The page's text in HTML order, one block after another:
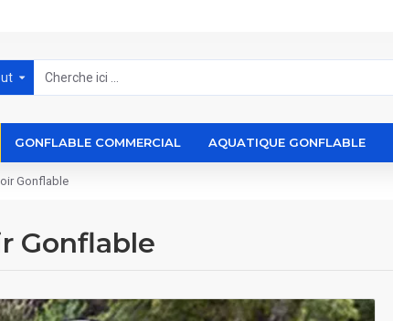
GONFLABLE COMMERCIAL AQUATIQUE GONFLABLE
Gonflable
Gonflable